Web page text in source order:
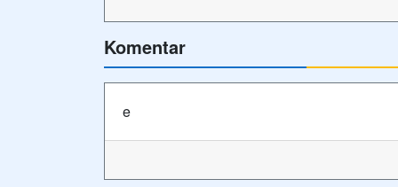
Komentar
e